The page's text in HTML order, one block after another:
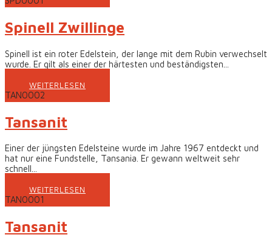
Spinell Zwillinge
Spinell ist ein roter Edelstein, der lange mit dem Rubin verwechselt
wurde. Er gilt als einer der härtesten und beständigsten...
WEITERLESEN
TAN0002
Tansanit
Einer der jüngsten Edelsteine wurde im Jahre 1967 entdeckt und
hat nur eine Fundstelle, Tansania. Er gewann weltweit sehr
schnell...
WEITERLESEN
TAN0001
Tansanit